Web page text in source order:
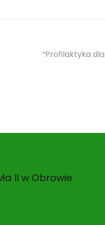
“Profilaktyka
II w Obrowie